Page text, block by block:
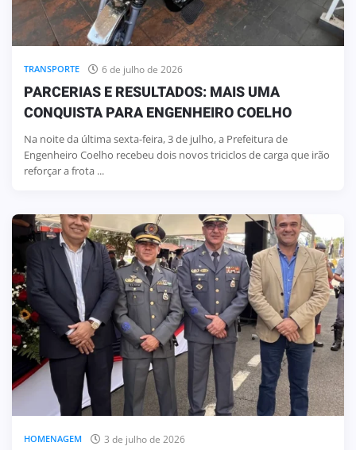
TRANSPORTE 6 de julho de 2026
PARCERIAS E RESULTADOS: MAIS UMA
CONQUISTA PARA ENGENHEIRO COELHO
Na noite da última sexta-feira, 3 de julho, a Prefeitura de
Engenheiro Coelho recebeu dois novos triciclos de carga que irão
reforçar a frota ...
HOMENAGEM 3 de julho de 2026